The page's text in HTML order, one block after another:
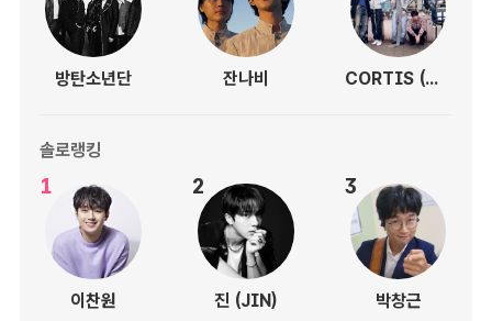
방탄소년단 잔나비 CORTIS (코르티스)
솔로랭킹
1
이찬원
2
진 (JIN)
3
박창근